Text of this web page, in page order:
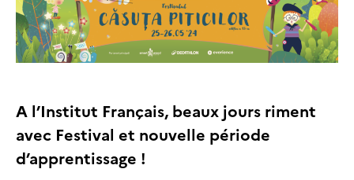
A l’Institut Français, beaux jours riment
avec Festival et nouvelle période
d’apprentissage !